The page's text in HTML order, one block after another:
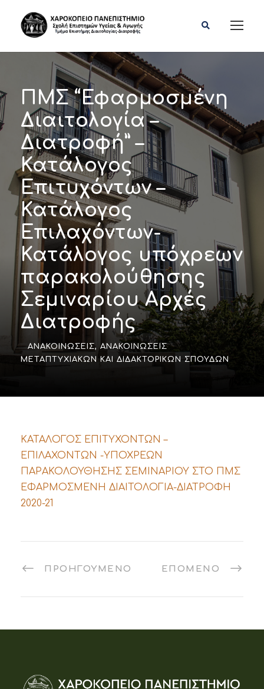
ΠΜΣ “Εφαρμοσμένη
Διαιτολογία –
Διατροφή” –
Κατάλογος
Επιτυχόντων –
Κατάλογος
Επιλαχόντων-
Κατάλογος υπόχρεων
παρακολούθησης
Σεμιναρίου Αρχές
Διατροφής
ΑΝΑΚΟΙΝΏΣΕΙΣ, ΑΝΑΚΟΙΝΏΣΕΙΣ
ΜΕΤΑΠΤΥΧΙΑΚΏΝ ΚΑΙ ΔΙΔΑΚΤΟΡΙΚΏΝ ΣΠΟΥΔΏΝ
ΚΑΤΑΛΟΓΟΣ ΕΠΙΤΥΧΟΝΤΩΝ –
ΕΠΙΛΑΧΟΝΤΩΝ -ΥΠΟΧΡΕΩΝ
ΠΑΡΑΚΟΛΟΥΘΗΣΗΣ ΣΕΜΙΝΑΡΙΟΥ ΣΤΟ ΠΜΣ
ΕΦΑΡΜΟΣΜΕΝΗ ΔΙΑΙΤΟΛΟΓΙΑ-ΔΙΑΤΡΟΦΗ
2020-21
ΠΡΟΗΓΟΎΜΕΝΟ ΕΠΌΜΕΝΟ